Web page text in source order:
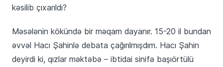
kəsilib çıxarıldı?
Məsələnin kökündə bir məqam dayanır. 15-20 il bundan
əvvəl Hacı Şahinlə debata çağırılmışdım. Hacı Şahin
deyirdi ki, qızlar məktəbə – ibtidai sinifə başıörtülü